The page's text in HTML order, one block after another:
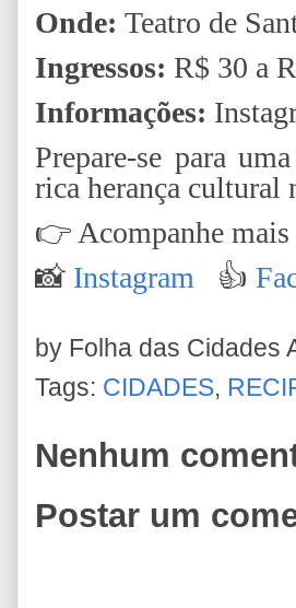
Onde: Teatro de
Ingressos: R$ 30 a
Informações:
Prepare-se para
rica herança cultural
👉 Acompanhe
📸 Instagram 👍
by Folha das Cidades
Tags: CIDADES,
Nenhum
Postar um